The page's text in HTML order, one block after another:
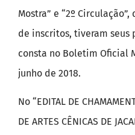
Mostra” e “2º
de inscritos, tiveram seus
consta no Boletim Oficial
junho de 2018.
No “EDITAL DE
DE ARTES CÊNICAS DE